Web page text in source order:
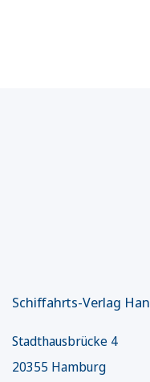
Schiffahrts-Verlag
Stadthausbrücke 4
20355 Hamburg